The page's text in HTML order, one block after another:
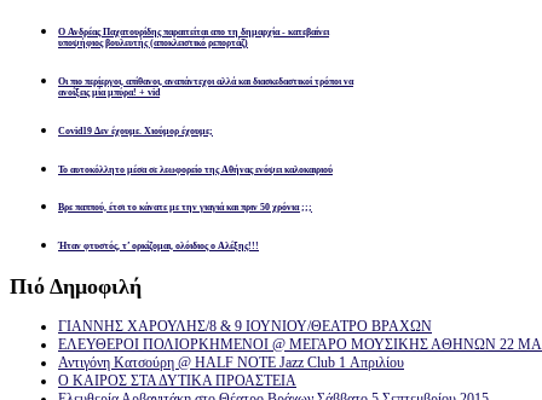
Ο Ανδρέας Παχατουρίδης παραιτείται απο τη δημαρχία - κατεβαίνει
υποψήφιος βουλευτής (αποκλειστικό ρεπορτάζ)
Οι πιο περίεργοι, απίθανοι, αναπάντεχοι αλλά και διασκεδαστικοί τρόποι να
ανοίξεις μία μπύρα! + vid
Covid19 Δεν έχουμε. Χιούμορ έχουμε;
Το αυτοκόλλητο μέσα σε λεωφορείο της Αθήνας ενόψει καλοκαιριού
Βρε παππού, έτσι το κάνατε με την γιαγιά και πριν 50 χρόνια ;;;
Ήταν φτυστός, τ’ ορκίζομαι, ολόιδιος ο Αλέξης!!!
Πιό Δημοφιλή
ΓΙΑΝΝΗΣ ΧΑΡΟΥΛΗΣ/8 & 9 ΙΟΥΝΙΟΥ/ΘΕΑΤΡΟ ΒΡΑΧΩΝ
ΕΛΕΥΘΕΡΟΙ ΠΟΛΙΟΡΚΗΜΕΝΟΙ @ ΜΕΓΑΡΟ ΜΟΥΣΙΚΗΣ ΑΘΗΝΩΝ 22
Αντιγόνη Κατσούρη @ HALF NOTE Jazz Club 1 Απριλίου
Ο ΚΑΙΡΟΣ ΣΤΑ ΔΥΤΙΚΑ ΠΡΟΑΣΤΕΙΑ